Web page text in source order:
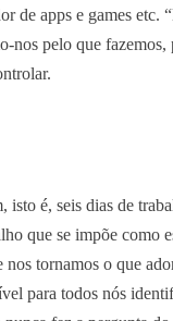
de apps e games etc.
pelo que
isto é, seis dias de
que se impõe como
nos tornamos o que
para todos nós